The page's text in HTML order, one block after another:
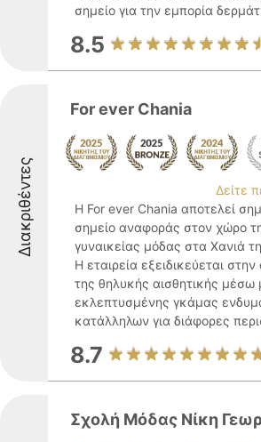
σημείο για την εμπορία
8.5
Διακριθέντες
For ever Chania
Δείτε
Η For ever Chania αποτελεί
σημείο αναφοράς στον χώρο
γυναικείας μόδας στα Χανιά
Η εταιρεία εξειδικεύεται στην
της θηλυκής αισθητικής μέσω
εκλεπτυσμένης γκάμας
κατάλληλων για διάφορες
8.7
Σχολή Μόδας Νίκη